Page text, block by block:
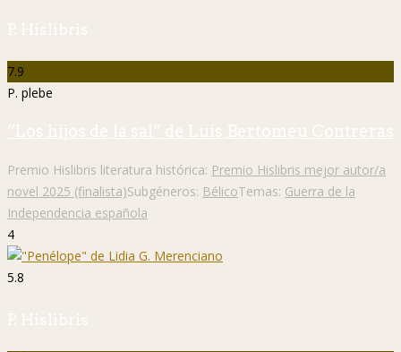
P. Hislibris
7.9
P. plebe
“Los hijos de la sal” de Luis Bertomeu Contreras
Premio Hislibris literatura histórica: Premio Hislibris mejor autor/a
novel 2025 (finalista)Subgéneros: BélicoTemas: Guerra de la
Independencia española
4
5.8
P. Hislibris